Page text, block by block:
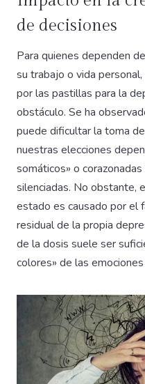
de decisiones
Para quienes dependen
su trabajo o vida
por las pastillas para la
obstáculo. Se ha
puede dificultar la toma
nuestras elecciones
somáticos» o
silenciadas. No obstante,
estado es causado por el
residual de la propia
de la dosis suele ser
colores» de las